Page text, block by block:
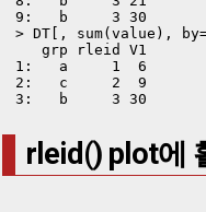
9:   b     3 30
> DT[, sum(value),
   grp rleid V1
1:   a     1  6
2:   c     2  9
3:   b     3 30
rleid() plot에